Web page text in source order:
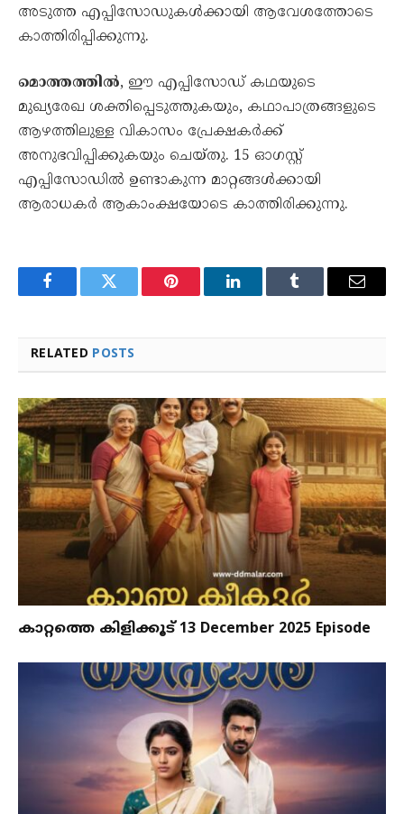
അടുത്ത എപ്പിസോഡുകൾക്കായി ആവേശത്തോടെ
കാത്തിരിപ്പിക്കുന്നു.
മൊത്തത്തിൽ, ഈ എപ്പിസോഡ് കഥയുടെ
മുഖ്യരേഖ ശക്തിപ്പെടുത്തുകയും, കഥാപാത്രങ്ങളുടെ
ആഴത്തിലുള്ള വികാസം പ്രേക്ഷകർക്ക്
അനുഭവിപ്പിക്കുകയും ചെയ്തു. 15 ഓഗസ്റ്റ്
എപ്പിസോഡിൽ ഉണ്ടാകുന്ന മാറ്റങ്ങൾക്കായി
ആരാധകർ ആകാംക്ഷയോടെ കാത്തിരിക്കുന്നു.
FacebookTwitter Pinterest LinkedInTumblr Email
RELATED POSTS
കാറ്റത്തെ കിളിക്കൂട് 13 December 2025 Episode